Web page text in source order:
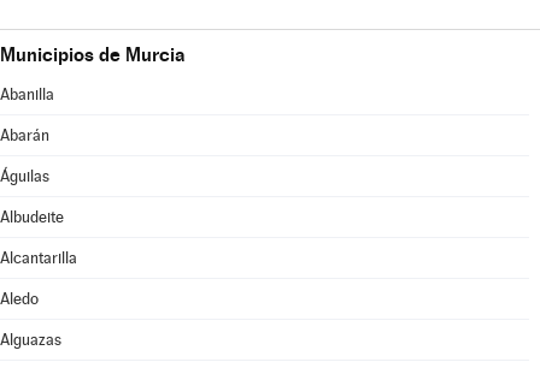
Municipios de Murcia
Abanilla
Abarán
Águilas
Albudeite
Alcantarilla
Aledo
Alguazas